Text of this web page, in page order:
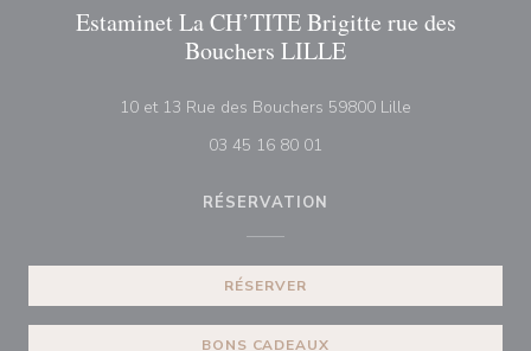
Estaminet La CH’TITE Brigitte rue des
Bouchers LILLE
10 et 13 Rue des Bouchers 59800 Lille
03 45 16 80 01
RÉSERVATION
RÉSERVER
BONS CADEAUX